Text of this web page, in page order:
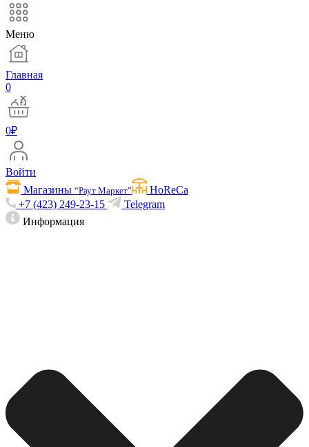
Меню
Главная
0
0₽
Войти
Магазины“Раут Маркет”
HoReCa
+7 (423) 249-23-15
Telegram
Информация